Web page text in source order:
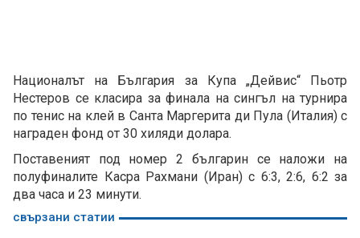
Националът на България за Купа „Дейвис“ Пьотр
Нестеров се класира за финала на сингъл на турнира
по тенис на клей в Санта Маргерита ди Пула (Италия) с
награден фонд от 30 хиляди долара.
Поставеният под номер 2 българин се наложи на
полуфиналите Касра Рахмани (Иран) с 6:3, 2:6, 6:2 за
два часа и 23 минути.
свързани статии